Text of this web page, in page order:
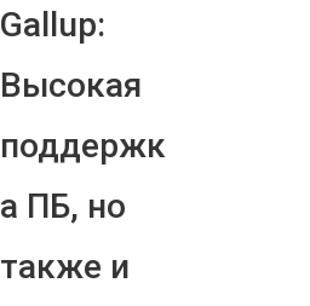
Gallup:
Высокая
поддержк
а ПБ, но
также и